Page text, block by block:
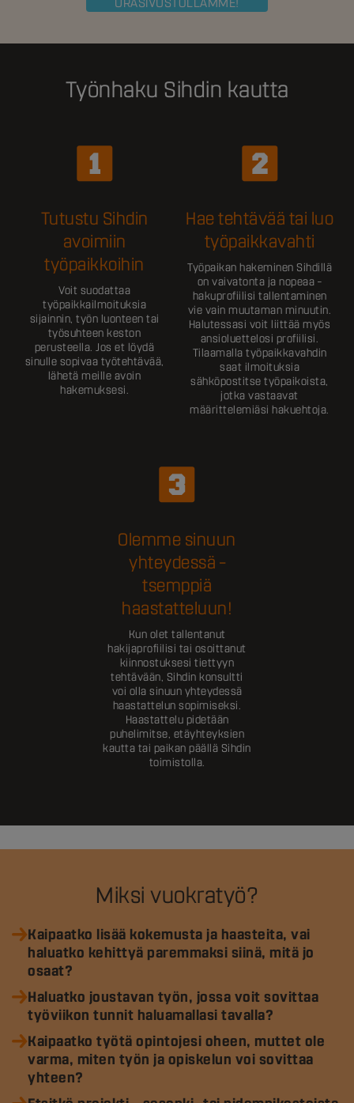
Työnhaku Sihdin kautta
Tutustu Sihdin
avoimiin
työpaikkoihin
Voit suodattaa
työpaikkailmoituksia
sijainnin, työn luonteen tai
työsuhteen keston
perusteella. Jos et löydä
sinulle sopivaa työtehtävää,
lähetä meille avoin
hakemuksesi.
Hae tehtävää tai luo
työpaikkavahti
Työpaikan hakeminen Sihdillä
on vaivatonta ja nopeaa –
hakuprofiilisi tallentaminen
vie vain muutaman minuutin.
Halutessasi voit liittää myös
ansioluettelosi profiilisi.
Tilaamalla työpaikkavahdin
saat ilmoituksia
sähköpostitse työpaikoista,
jotka vastaavat
määrittelemiäsi hakuehtoja.
Olemme sinuun
yhteydessä –
tsemppiä
haastatteluun!
Kun olet tallentanut
hakijaprofiilisi tai osoittanut
kiinnostuksesi tiettyyn
tehtävään, Sihdin konsultti
voi olla sinuun yhteydessä
haastattelun sopimiseksi.
Haastattelu pidetään
puhelimitse, etäyhteyksien
kautta tai paikan päällä Sihdin
toimistolla.
Miksi vuokratyö?
Kaipaatko lisää kokemusta ja haasteita, vai
haluatko kehittyä paremmaksi siinä, mitä jo
osaat?
Haluatko joustavan työn, jossa voit sovittaa
työviikon tunnit haluamallasi tavalla?
Kaipaatko työtä opintojesi oheen, muttet ole
varma, miten työn ja opiskelun voi sovittaa
yhteen?